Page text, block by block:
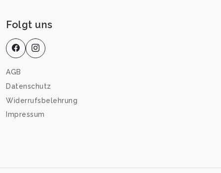
Folgt uns
AGB
Datenschutz
Widerrufsbelehrung
Impressum